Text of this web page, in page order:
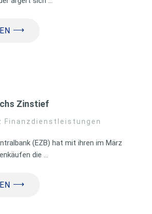
⟶
Zinstief
Finanzdienstleistungen
(EZB) hat mit ihren im März
die …
⟶